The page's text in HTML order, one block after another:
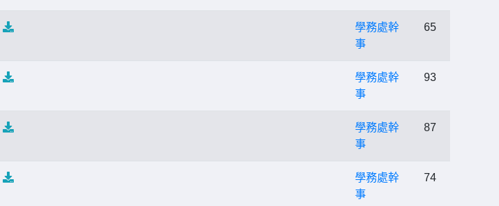
學務處幹
事
65
學務處幹
事
93
學務處幹
事
87
學務處幹
事
74